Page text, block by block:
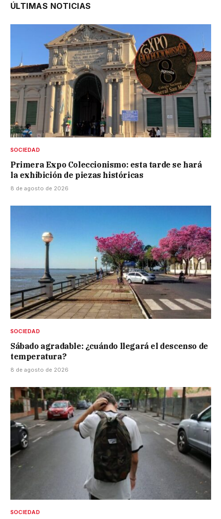
ÚLTIMAS NOTICIAS
SOCIEDAD
Primera Expo Coleccionismo: esta tarde se hará
la exhibición de piezas históricas
8 de agosto de 2026
SOCIEDAD
Sábado agradable: ¿cuándo llegará el descenso de
temperatura?
8 de agosto de 2026
SOCIEDAD